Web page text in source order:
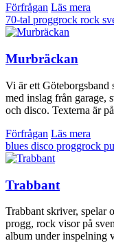
Förfrågan Läs mera
70-tal proggrock rock
Murbräckan
Vi är ett
med inslag från garage,
och disco. Texterna är
Förfrågan Läs mera
blues disco proggrock
Trabbant
Trabbant skriver, spelar
progg, rock visor på
album under inspelning